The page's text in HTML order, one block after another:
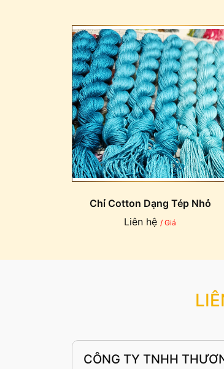
Chỉ Cotton Dạng Tép Nhỏ
Liên hệ / Giá
CÔNG TY TNHH